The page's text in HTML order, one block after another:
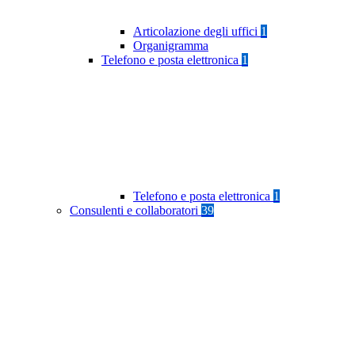
Articolazione degli uffici 1
Organigramma
Telefono e posta elettronica 1
Telefono e posta elettronica 1
Consulenti e collaboratori 39